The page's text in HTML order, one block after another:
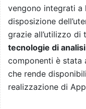
vengono integrati a
disposizione
grazie all’utilizzo di
tecnologie di
componenti è stata
che rende
realizzazione di